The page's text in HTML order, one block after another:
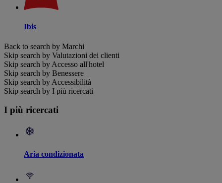
Ibis
Back to search by Marchi
Skip search by Valutazioni dei clienti
Skip search by Accesso all'hotel
Skip search by Benessere
Skip search by Accessibilità
Skip search by I più ricercati
I più ricercati
Aria condizionata